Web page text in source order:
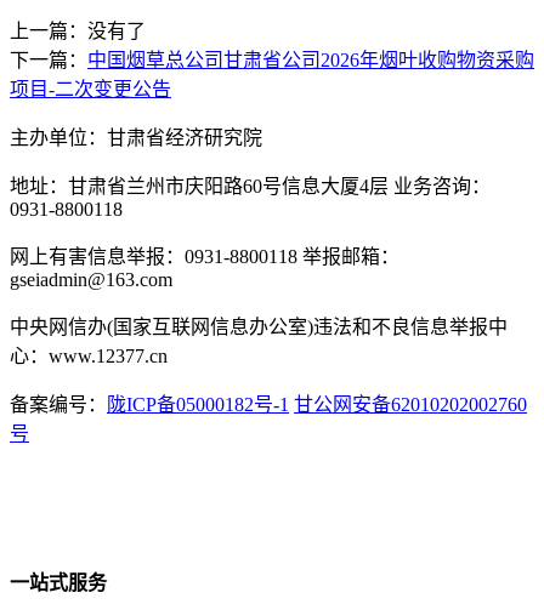
上一篇：没有了
下一篇： 中国烟草总公司甘肃省公司2026年烟叶收购物资采购
项目-二次变更公告
主办单位：甘肃省经济研究院
地址：甘肃省兰州市庆阳路60号信息大厦4层 业务咨询：
0931-8800118
网上有害信息举报：0931-8800118 举报邮箱：
gseiadmin@163.com
中央网信办(国家互联网信息办公室)违法和不良信息举报中
心：www.12377.cn
备案编号： 陇ICP备05000182号-1 甘公网安备62010202002760
号
一站式服务